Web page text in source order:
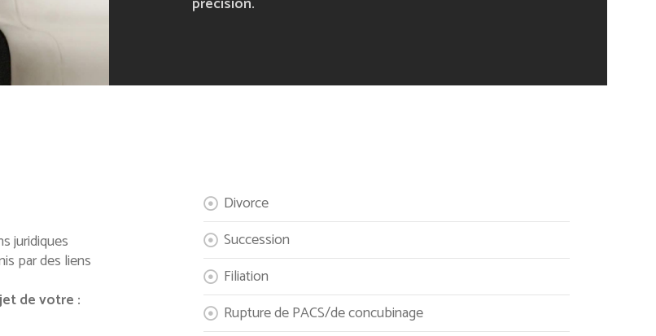
juridiques
par des liens
de votre :
Divorce
Succession
Filiation
Rupture de PACS/de concubinage